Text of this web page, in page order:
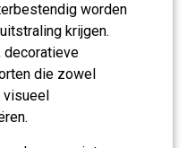
worden
krijgen.
decoratieve
die zowel
visueel